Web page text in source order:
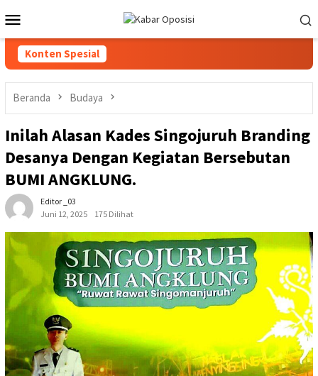
ke
kontenMobile
Konten Spesial
Beranda Budaya
Inilah Alasan Kades Singojuruh Branding
Desanya Dengan Kegiatan Bersebutan
BUMI ANGKLUNG.
Editor _03
Juni 12, 2025
175 Dilihat